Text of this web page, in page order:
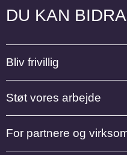
DU KAN
Bliv frivillig
Støt vores arbejde
For partnere og